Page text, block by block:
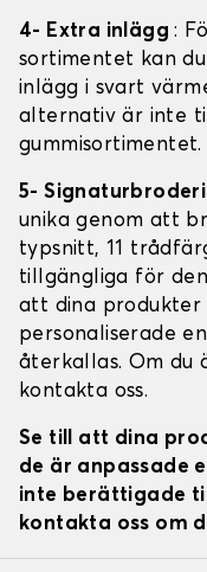
4- Extra inlägg:
sortimentet kan
inlägg i svart
alternativ är inte
gummisortimentet.
5- Signaturbroderi
unika genom att
typsnitt, 11
tillgängliga för
att dina produkter
personaliserade
återkallas. Om du
kontakta oss.
Se till att dina
de är anpassade
inte berättigade
kontakta oss om